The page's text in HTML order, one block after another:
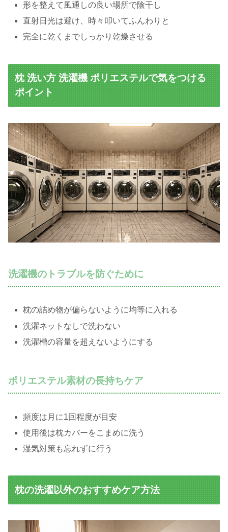
形を整えて風通しの良い場所で陰干し
直射日光は避け、時々叩いてふんわりと
完全に乾くまでしっかり乾燥させる
枕 洗い方 洗濯機 ポリエステルで気をつける
ポイント
洗濯機のトラブルを防ぐために
枕の詰め物が偏らないように均等に入れる
洗濯ネットなしで洗わない
洗濯槽の容量を超えないようにする
ポリエステル素材の長持ちケア
頻度は月に1回程度が目安
使用後は枕カバーをこまめに洗う
湿気対策も忘れずに行う
枕の洗濯以外のおすすめケア方法